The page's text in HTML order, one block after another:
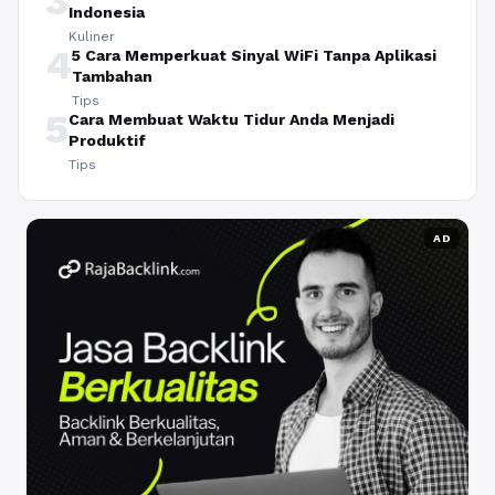
Indonesia
Kuliner
45 Cara Memperkuat Sinyal WiFi Tanpa Aplikasi
Tambahan
Tips
5Cara Membuat Waktu Tidur Anda Menjadi
Produktif
Tips
AD